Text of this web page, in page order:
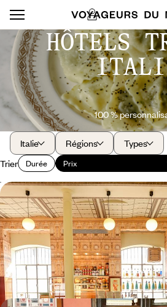
HÔTELS
100 %
Italie Régions
Types
Trier
Durée Prix
Milan en train, l’étoffe du style
art de vivre
Quatre jours consacrés à la mode et aux
italien, du Quadrilatero della moda au
4 jours, de 1300 à 1900 €